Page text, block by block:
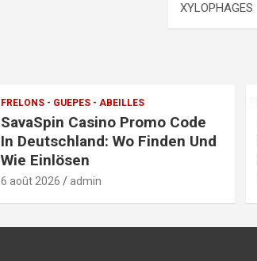
XYLOPHAGES
FRELONS - GUEPES - ABEILLES
SavaSpin Casino Promo Code
In Deutschland: Wo Finden Und
Wie Einlösen
6 août 2026 admin